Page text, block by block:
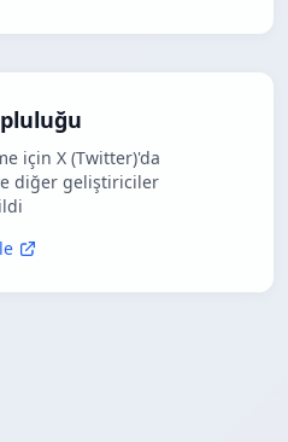
için X (Twitter)'da
diğer geliştiriciler